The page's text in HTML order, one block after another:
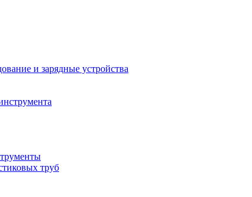
и зарядные устройства
труб